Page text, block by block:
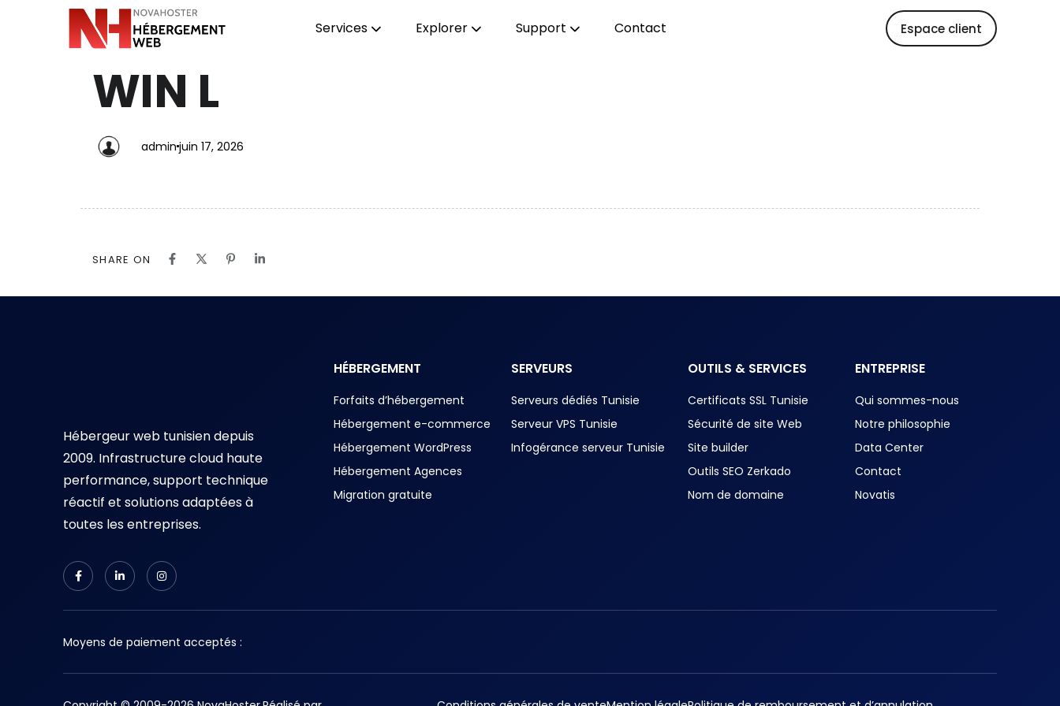
Services Explorer Support Contact Espace client
IN:
WIN L
admin
on:
juin 17, 2026
SHARE ON
Hébergeur web tunisien depuis
2009. Infrastructure cloud haute
performance, support technique
réactif et solutions adaptées à
toutes les entreprises.
HÉBERGEMENT
Forfaits d’hébergement
Hébergement e-commerce
Hébergement WordPress
Hébergement Agences
Migration gratuite
SERVEURS
Serveurs dédiés Tunisie
Serveur VPS Tunisie
Infogérance serveur Tunisie
OUTILS & SERVICES
Certificats SSL Tunisie
Sécurité de site Web
Site builder
Outils SEO Zerkado
Nom de domaine
ENTREPRISE
Qui sommes-nous
Notre philosophie
Data Center
Contact
Novatis
Moyens de paiement acceptés :